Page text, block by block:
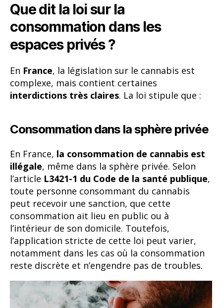
Que dit la loi sur la
consommation dans les
espaces privés ?
En France, la législation sur le cannabis est
complexe, mais contient certaines
interdictions très claires. La loi stipule que :
Consommation dans la sphère privée
En France, la consommation de cannabis est
illégale, même dans la sphère privée. Selon
l’article L3421-1 du Code de la santé publique,
toute personne consommant du cannabis
peut recevoir une sanction, que cette
consommation ait lieu en public ou à
l’intérieur de son domicile. Toutefois,
l’application stricte de cette loi peut varier,
notamment dans les cas où la consommation
reste discrète et n’engendre pas de troubles.